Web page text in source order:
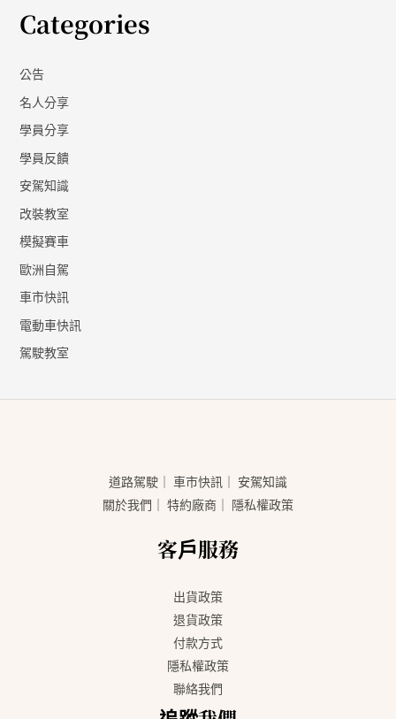
Categories
公告
名人分享
學員分享
學員反饋
安駕知識
改裝教室
模擬賽車
歐洲自駕
車市快訊
電動車快訊
駕駛教室
道路駕駛 ｜ 車市快訊 ｜ 安駕知識
關於我們 ｜ 特約廠商 ｜ 隱私權政策
客戶服務
出貨政策
退貨政策
付款方式
隱私權政策
聯絡我們